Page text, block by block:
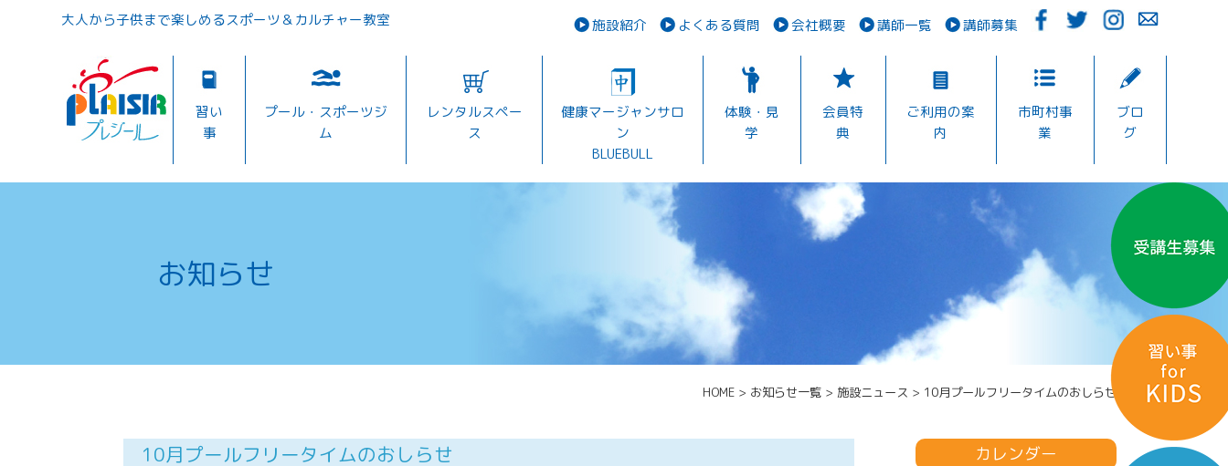
大人から子供まで楽しめるスポーツ＆カルチャー教室 施設紹介 よくある質問 会社概要 講師一覧 講師募集
習い
事
プール・スポーツジ
ム
レンタルスペー
ス
健康マージャンサロ
ン
BLUEBULL
体験・見
学
会員特
典
ご利用の案
内
市町村事
業
ブロ
グ
お知らせ
HOME > お知らせ一覧 > 施設ニュース > 10月プールフリータイムのおしらせ
カレンダー
10月プールフリータイムのおしらせ